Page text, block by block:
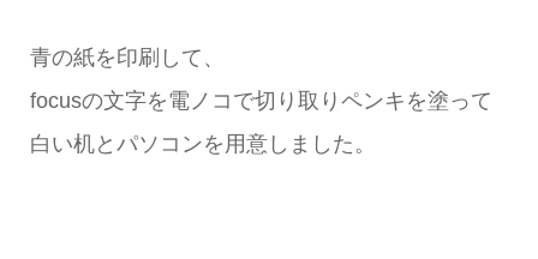
青の紙を印刷して、
focusの文字を電ノコで切り取りペンキを塗って
白い机とパソコンを用意しました。